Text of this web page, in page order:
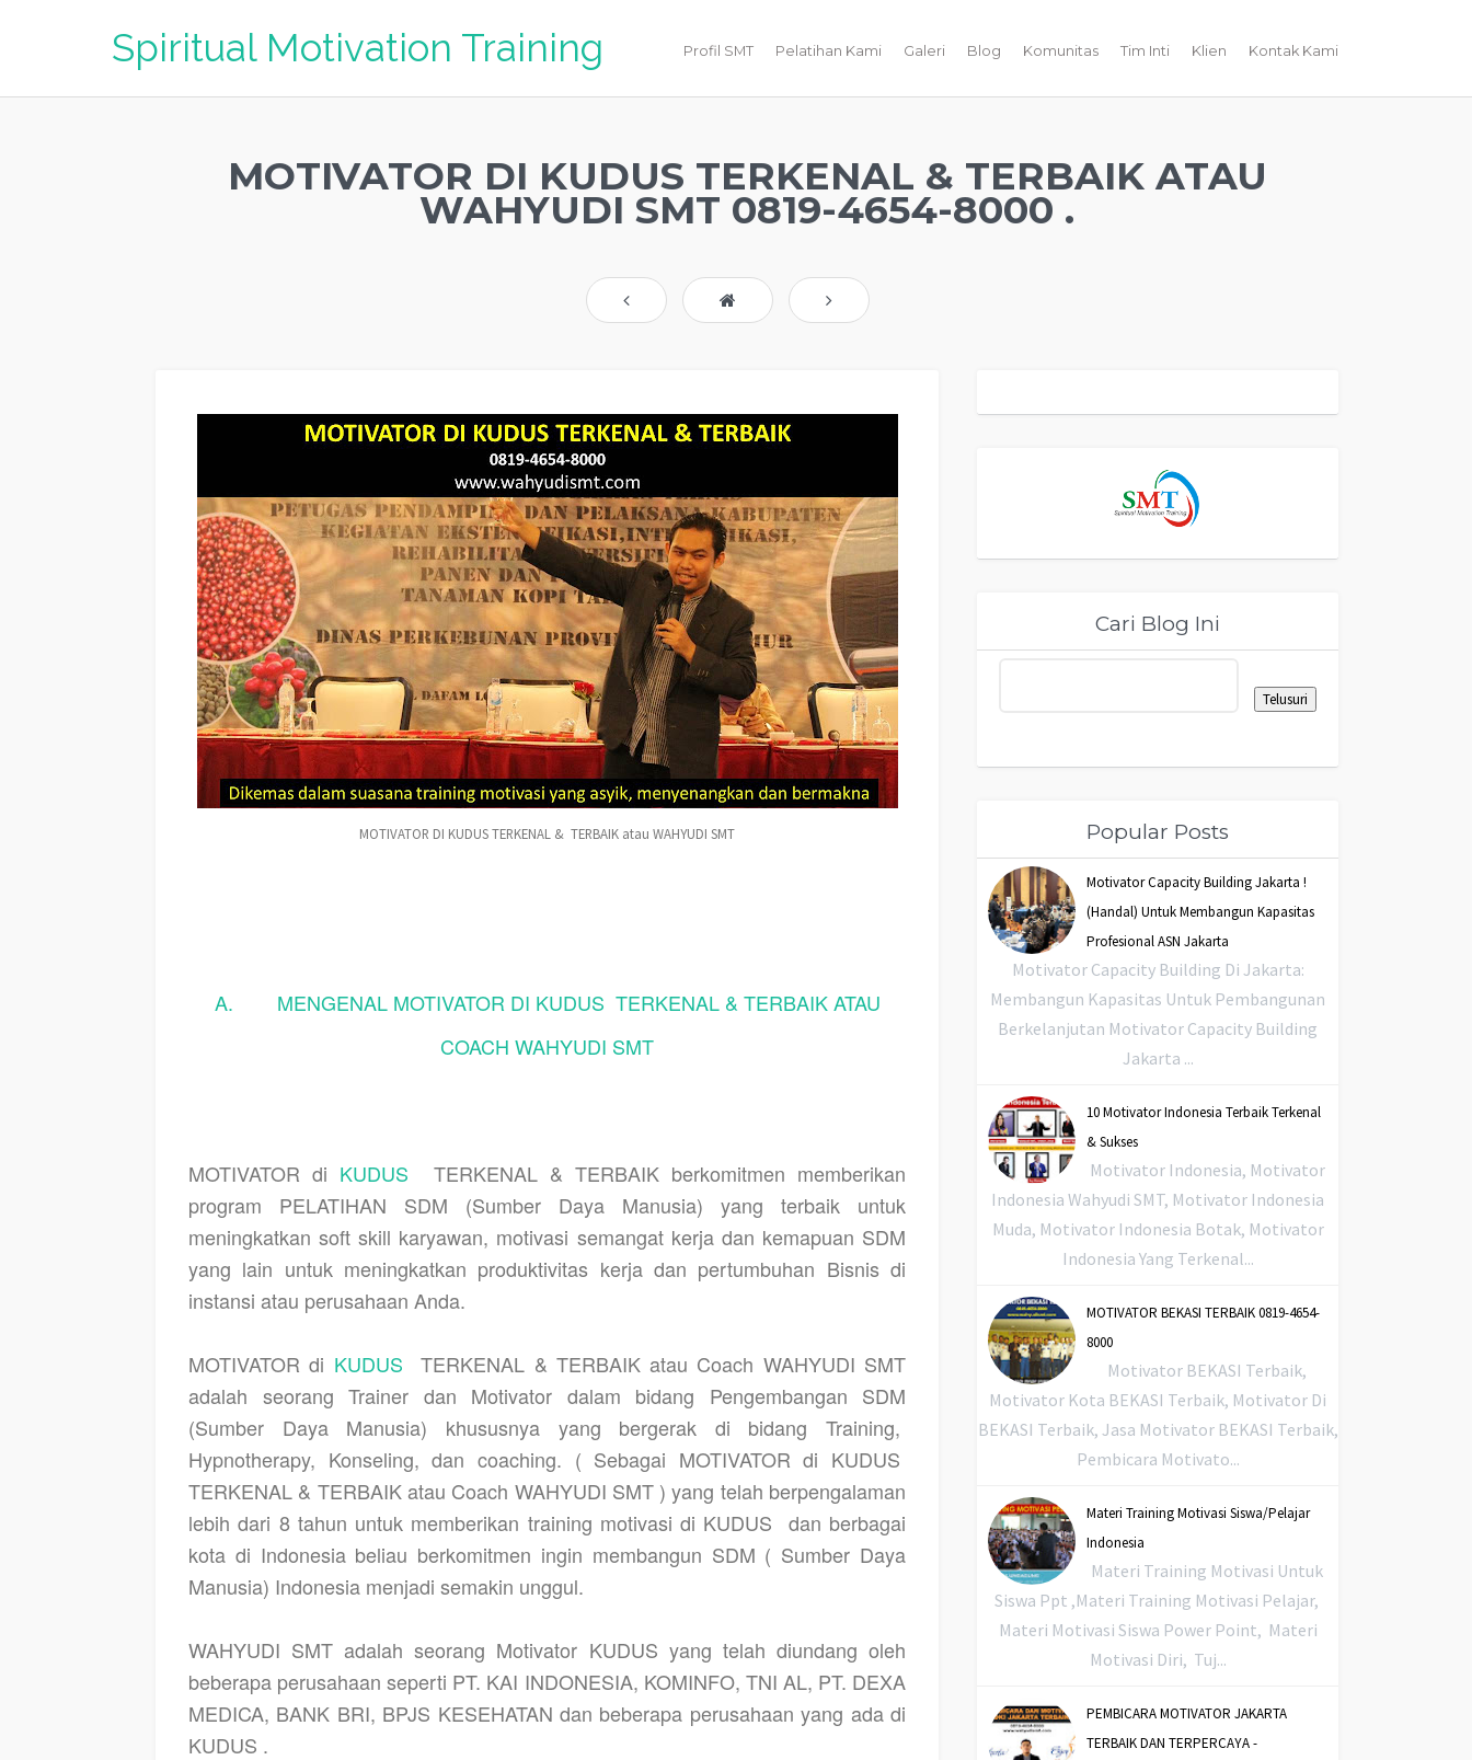
Spiritual Motivation Training Profil SMT Pelatihan Kami Galeri Blog Komunitas Tim Inti Klien Kontak Kami
MOTIVATOR DI KUDUS TERKENAL & TERBAIK ATAU
WAHYUDI SMT 0819-4654-8000 .
MOTIVATOR DI KUDUS TERKENAL & TERBAIK atau WAHYUDI SMT
A. MENGENAL MOTIVATOR DI KUDUS TERKENAL & TERBAIK ATAU
COACH WAHYUDI SMT
MOTIVATOR di KUDUS
TERKENAL & TERBAIK berkomitmen memberikan
program PELATIHAN SDM (Sumber Daya Manusia) yang terbaik untuk
meningkatkan soft skill karyawan, motivasi semangat kerja dan kemapuan SDM
yang lain untuk meningkatkan produktivitas kerja dan pertumbuhan Bisnis di
instansi atau perusahaan Anda.
MOTIVATOR di KUDUS
TERKENAL & TERBAIK atau Coach WAHYUDI SMT
adalah seorang Trainer dan Motivator dalam bidang Pengembangan SDM
(Sumber Daya Manusia) khususnya yang bergerak di bidang Training,
Hypnotherapy, Konseling, dan coaching. ( Sebagai MOTIVATOR di KUDUS
TERKENAL & TERBAIK atau Coach WAHYUDI SMT ) yang telah berpengalaman
lebih dari 8 tahun untuk memberikan training motivasi di KUDUS
dan berbagai
kota di Indonesia beliau berkomitmen ingin membangun SDM ( Sumber Daya
Manusia) Indonesia menjadi semakin unggul.
WAHYUDI SMT adalah seorang Motivator KUDUS yang telah diundang oleh
beberapa perusahaan seperti PT. KAI INDONESIA, KOMINFO, TNI AL, PT. DEXA
MEDICA, BANK BRI, BPJS KESEHATAN dan beberapa perusahaan yang ada di
KUDUS .
Cari Blog Ini
Popular Posts
Motivator Capacity Building Jakarta !
(Handal) Untuk Membangun Kapasitas
Profesional ASN Jakarta
Motivator Capacity Building Di Jakarta:
Membangun Kapasitas Untuk Pembangunan
Berkelanjutan Motivator Capacity Building
Jakarta ...
10 Motivator Indonesia Terbaik Terkenal
& Sukses
Motivator Indonesia, Motivator
Indonesia Wahyudi SMT, Motivator Indonesia
Muda, Motivator Indonesia Botak, Motivator
Indonesia Yang Terkenal...
MOTIVATOR BEKASI TERBAIK 0819-4654-
8000
Motivator BEKASI Terbaik,
Motivator Kota BEKASI Terbaik, Motivator Di
BEKASI Terbaik, Jasa Motivator BEKASI Terbaik,
Pembicara Motivato...
Materi Training Motivasi Siswa/Pelajar
Indonesia
Materi Training Motivasi Untuk
Siswa Ppt ,Materi Training Motivasi Pelajar,
Materi Motivasi Siswa Power Point, Materi
Motivasi Diri, Tuj...
PEMBICARA MOTIVATOR JAKARTA
TERBAIK DAN TERPERCAYA -